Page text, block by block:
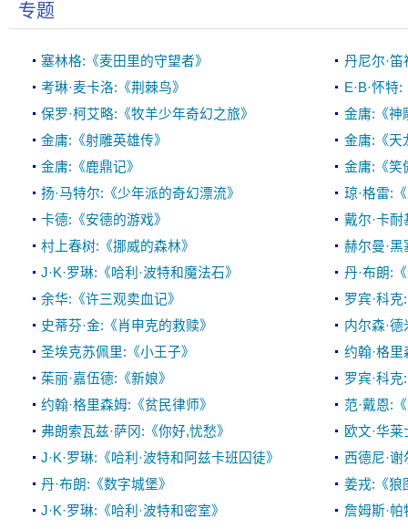
专题
塞林格:《麦田里的守望者》
丹尼尔·
考琳·麦卡洛:《荆棘鸟》
E·B·怀特
保罗·柯艾略:《牧羊少年奇幻之旅》
金庸:《神
金庸:《射雕英雄传》
金庸:《天
金庸:《鹿鼎记》
金庸:《笑
扬·马特尔:《少年派的奇幻漂流》
琼·格雷:
卡德:《安德的游戏》
戴尔·卡
村上春树:《挪威的森林》
赫尔曼·
J·K·罗琳:《哈利·波特和魔法石》
丹·布朗:
余华:《许三观卖血记》
罗宾·科
史蒂芬·金:《肖申克的救赎》
内尔森·
圣埃克苏佩里:《小王子》
约翰·格
茱丽·嘉伍德:《新娘》
罗宾·科
约翰·格里森姆:《贫民律师》
范·戴恩:
弗朗索瓦兹·萨冈:《你好,忧愁》
欧文·华
J·K·罗琳:《哈利·波特和阿兹卡班囚徒》
西德尼·
丹·布朗:《数字城堡》
姜戎:《狼
J·K·罗琳:《哈利·波特和密室》
詹姆斯·